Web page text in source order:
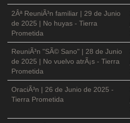
2Âª ReuniÃ³n familiar | 29 de Junio
de 2025 | No huyas - Tierra
Prometida
ReuniÃ³n "SÃ© Sano" | 28 de Junio
de 2025 | No vuelvo atrÃ¡s - Tierra
Prometida
OraciÃ³n | 26 de Junio de 2025 -
Tierra Prometida